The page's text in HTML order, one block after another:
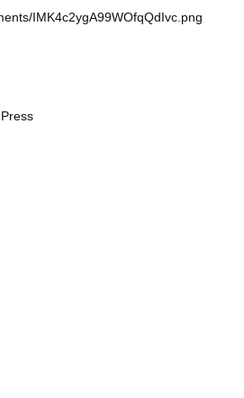
IMK4c2ygA99WOfqQdIvc.png